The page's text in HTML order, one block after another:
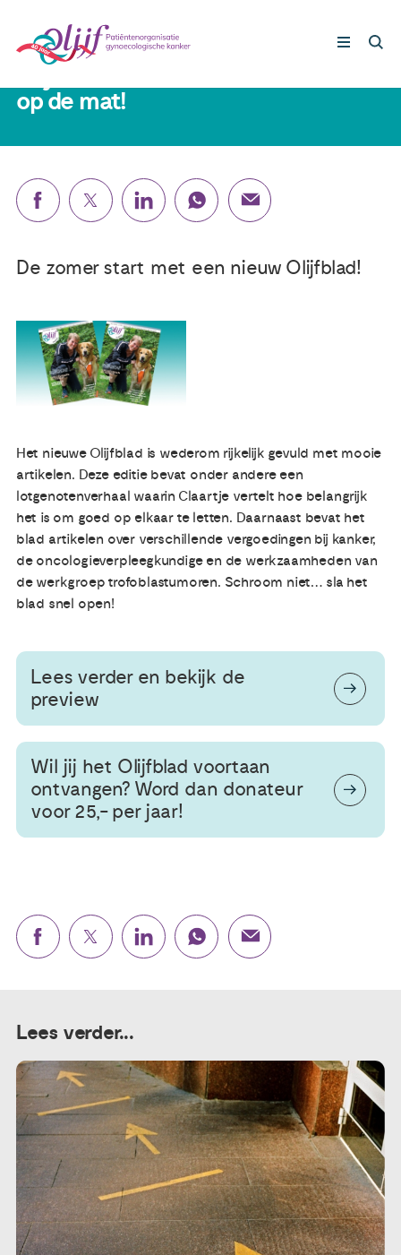
Nieuws
Agenda
Publicaties
Ervaringsdeskundigheid
Over ons
Contact
Lotgenoten
Leven met/na kanker
Steun ons
22 juni 2022
op de mat!
De zomer start met een nieuw Olijfblad!
Het nieuwe Olijfblad is wederom rijkelijk gevuld met mooie
artikelen. Deze editie bevat onder andere een
lotgenotenverhaal waarin Claartje vertelt hoe belangrijk
het is om goed op elkaar te letten. Daarnaast bevat het
blad artikelen over verschillende vergoedingen bij kanker,
de oncologieverpleegkundige en de werkzaamheden van
de werkgroep trofoblastumoren. Schroom niet… sla het
blad snel open!
Lees verder en bekijk de
preview
Wil jij het Olijfblad voortaan
ontvangen? Word dan donateur
voor 25,- per jaar!
Lees verder...